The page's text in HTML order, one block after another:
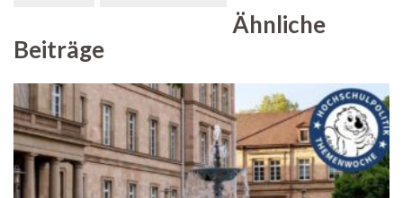
Ähnliche
Beiträge